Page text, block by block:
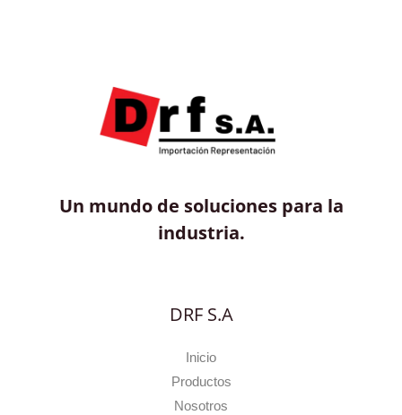
Un mundo de soluciones para la
industria.
DRF S.A
Inicio
Productos
Nosotros